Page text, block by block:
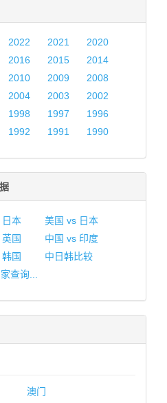
2022 2021
2020
2016 2015
2014
2010 2009
2008
2004 2003
2002
1998 1997
1996
1992 1991 1990
日本
美国 vs 日本
国
中国 vs 印度
国
中日韩比较
查询...
澳门